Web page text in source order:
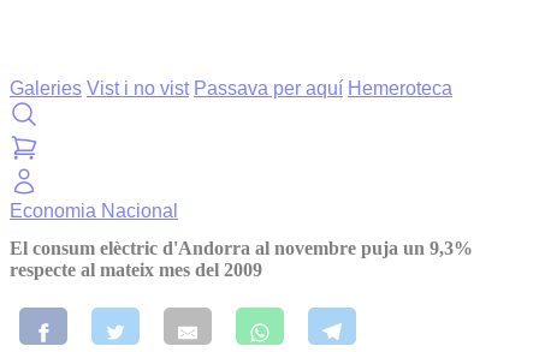
Galeries Vist i no vist Passava per aquí Hemeroteca
Economia Nacional
El consum elèctric d'Andorra al novembre puja un 9,3%
respecte al mateix mes del 2009